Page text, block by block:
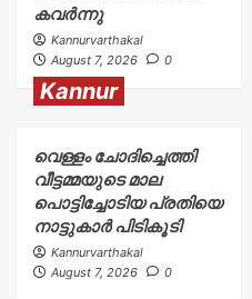
കവർന്നു
Kannurvarthakal
August 7, 2026
0
Kannur
വെള്ളം ചോദിച്ചെത്തി
വീട്ടമ്മയുടെ മാല
പൊട്ടിച്ചോടിയ പ്രതിയെ
നാട്ടുകാർ പിടികൂടി
Kannurvarthakal
August 7, 2026
0